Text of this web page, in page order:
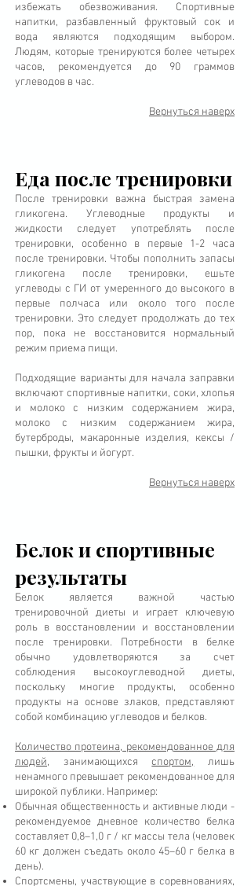
избежать обезвоживания. Спортивные
напитки, разбавленный фруктовый сок и
вода являются подходящим выбором.
Людям, которые тренируются более четырех
часов, рекомендуется до 90 граммов
углеводов в час.
Вернуться наверх
Еда после тренировки
После тренировки важна быстрая замена
гликогена. Углеводные продукты и
жидкости следует употреблять после
тренировки, особенно в первые 1-2 часа
после тренировки. Чтобы пополнить запасы
гликогена после тренировки, ешьте
углеводы с ГИ от умеренного до высокого в
первые полчаса или около того после
тренировки. Это следует продолжать до тех
пор, пока не восстановится нормальный
режим приема пищи.
Подходящие варианты для начала заправки
включают спортивные напитки, соки, хлопья
и молоко с низким содержанием жира,
молоко с низким содержанием жира,
бутерброды, макаронные изделия, кексы /
пышки, фрукты и йогурт.
Вернуться наверх
Белок и спортивные
результаты
Белок является важной частью
тренировочной диеты и играет ключевую
роль в восстановлении и восстановлении
после тренировки. Потребности в белке
обычно удовлетворяются за счет
соблюдения высокоуглеводной диеты,
поскольку многие продукты, особенно
продукты на основе злаков, представляют
собой комбинацию углеводов и белков.
Количество протеина, рекомендованное для
людей, занимающихсяспортом, лишь
ненамного превышает рекомендованное для
широкой публики. Например:
Обычная общественность и активные люди -
рекомендуемое дневное количество белка
составляет 0,8–1,0 г / кг массы тела (человек
60 кг должен съедать около 45–60 г белка в
день).
Спортсмены, участвующие в соревнованиях,